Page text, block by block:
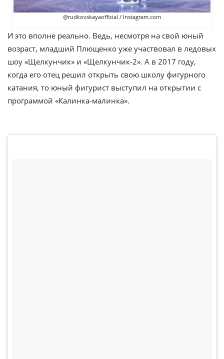
@rudkovskayaofficial / Instagram.com
И это вполне реально. Ведь, несмотря на свой юный
возраст, младший Плющенко уже участвовал в ледовых
шоу «Щелкунчик» и «Щелкунчик-2». А в 2017 году,
когда его отец решил открыть свою школу фигурного
катания, то юный фигурист выступил на открытии с
программой «Калинка-малинка».